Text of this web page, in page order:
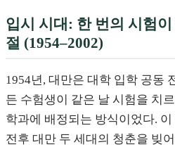
입시 시대: 한 번의 시험
절 (1954–2002)
1954년, 대만은 대학 입학 공동
든 수험생이 같은 날 시험을 치
학과에 배정되는 방식이었다.
전후 대만 두 세대의 청춘을 빚